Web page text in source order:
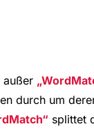
außer
durch um
splittet